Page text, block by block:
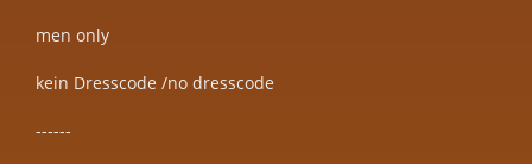
men only
kein Dresscode /no dresscode
------